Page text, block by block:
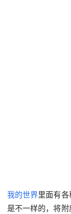
我的世界里面有
是不一样的，将附